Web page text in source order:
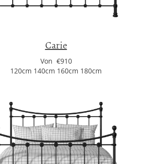
Carie
Von €910
120cm 140cm 160cm 180cm